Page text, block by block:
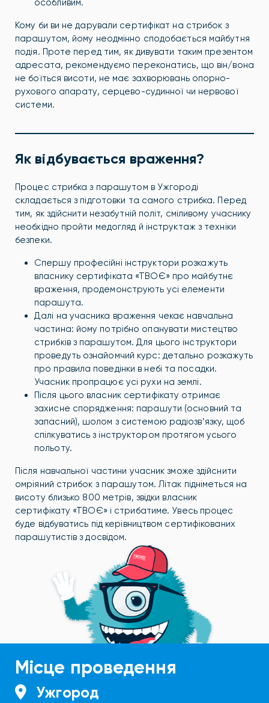
особливим.
Кому би ви не дарували сертифікат на стрибок з
парашутом, йому неодмінно сподобається майбутня
подія. Проте перед тим, як дивувати таким презентом
адресата, рекомендуємо переконатись, що він/вона
не боїться висоти, не має захворювань опорно-
рухового апарату, серцево-судинної чи нервової
системи.
Як відбувається враження?
Процес стрибка з парашутом в Ужгороді
складається з підготовки та самого стрибка. Перед
тим, як здійснити незабутній політ, сміливому учаснику
необхідно пройти медогляд й інструктаж з техніки
безпеки.
Спершу професійні інструктори розкажуть
власнику сертифіката «ТВОЄ» про майбутнє
враження, продемонструють усі елементи
парашута.
Далі на учасника враження чекає навчальна
частина: йому потрібно опанувати мистецтво
стрибків з парашутом. Для цього інструктори
проведуть ознайомчий курс: детально розкажуть
про правила поведінки в небі та посадки.
Учасник пропрацює усі рухи на землі.
Після цього власник сертифікату отримає
захисне спорядження: парашути (основний та
запасний), шолом з системою радіозв’язку, щоб
спілкуватись з інструктором протягом усього
польоту.
Після навчальної частини учасник зможе здійснити
омріяний стрибок з парашутом. Літак підніметься на
висоту близько 800 метрів, звідки власник
сертифікату «ТВОЄ» і стрибатиме. Увесь процес
буде відбуватись під керівництвом сертифікованих
парашутистів з досвідом.
Місце проведення
Ужгород